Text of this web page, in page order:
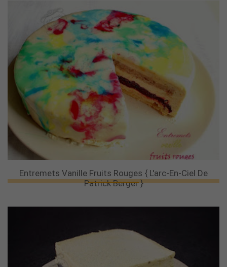
Entremets Vanille Fruits Rouges { L'arc-En-Ciel De
Patrick Berger }